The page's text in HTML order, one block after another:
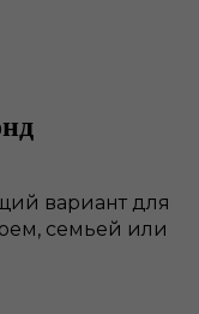
вариант для
семьей или